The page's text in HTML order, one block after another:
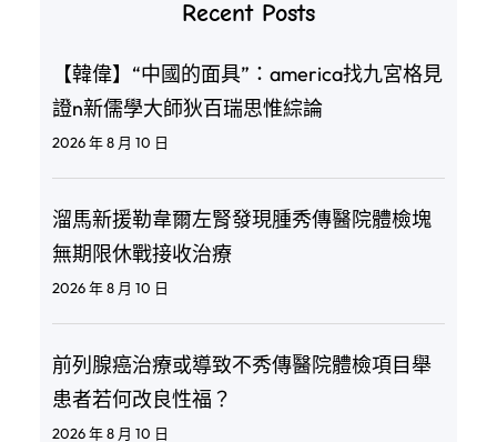
Recent Posts
【韓偉】“中國的面具”：america找九宮格見
證n新儒學大師狄百瑞思惟綜論
2026 年 8 月 10 日
溜馬新援勒韋爾左腎發現腫秀傳醫院體檢塊
無期限休戰接收治療
2026 年 8 月 10 日
前列腺癌治療或導致不秀傳醫院體檢項目舉
患者若何改良性福？
2026 年 8 月 10 日